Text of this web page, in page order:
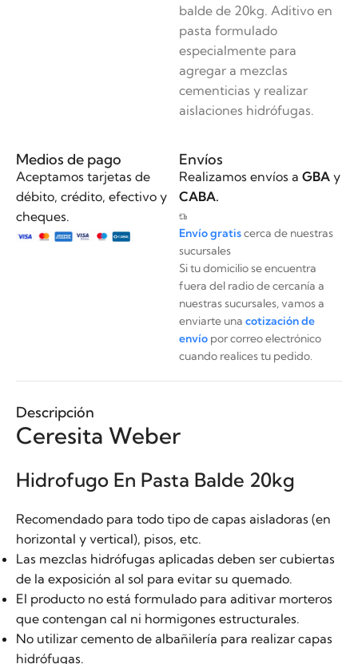
balde de 20kg. Aditivo en
pasta formulado
especialmente para
agregar a mezclas
cementicias y realizar
aislaciones hidrófugas.
Medios de pago
Aceptamos tarjetas de
débito, crédito, efectivo y
cheques.
Envíos
Realizamos envíos a GBAy
CABA.
Envío gratiscerca de nuestras
sucursales
Si tu domicilio se encuentra
fuera del radio de cercanía a
nuestras sucursales, vamos a
enviarte una cotización de
envíopor correo electrónico
cuando realices tu pedido.
Descripción
Ceresita Weber
Hidrofugo En Pasta Balde 20kg
Recomendado para todo tipo de capas aisladoras (en
horizontal y vertical), pisos, etc.
Las mezclas hidrófugas aplicadas deben ser cubiertas
de la exposición al sol para evitar su quemado.
El producto no está formulado para aditivar morteros
que contengan cal ni hormigones estructurales.
No utilizar cemento de albañilería para realizar capas
hidrófugas.